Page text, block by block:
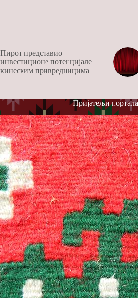
Пирот представио
инвестиционе потенцијале
кинеским привредницима
Пријатељи портала